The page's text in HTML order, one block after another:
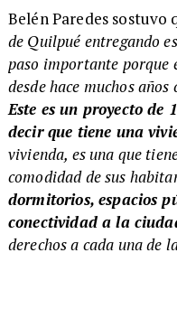
​Belén Paredes sostuvo
de Quilpué entregando
paso importante porque
desde hace muchos
Este es un proyecto de
decir que tiene una
vivienda, es una que
comodidad de sus
dormitorios, espacios
conectividad a la
derechos a cada una de